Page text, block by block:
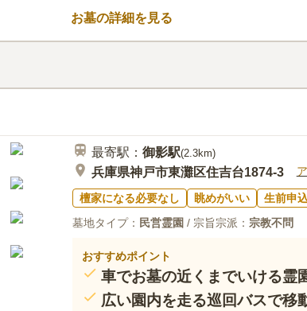
60代男性
供花は、前もって買っていきます
お墓の詳細を見る
最寄駅： 御影駅(2.3km)
兵庫県神戸市東灘区住吉台1874-3
檀家になる必要なし 眺めがいい
生前申
墓地タイプ： 民営霊園 / 宗旨宗派： 宗教不問
おすすめポイント
車でお墓の近くまでいける霊
広い園内を走る巡回バスで移